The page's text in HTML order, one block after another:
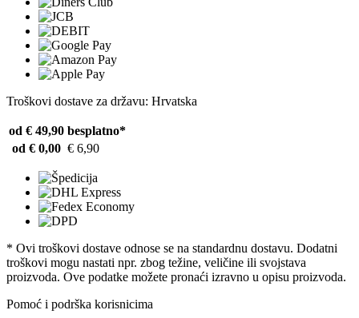
Troškovi dostave za državu: Hrvatska
od € 49,90 besplatno*
od € 0,00 € 6,90
* Ovi troškovi dostave odnose se na standardnu ​​dostavu. Dodatni
troškovi mogu nastati npr. zbog težine, veličine ili svojstava
proizvoda. Ove podatke možete pronaći izravno u opisu proizvoda.
Pomoć i podrška korisnicima